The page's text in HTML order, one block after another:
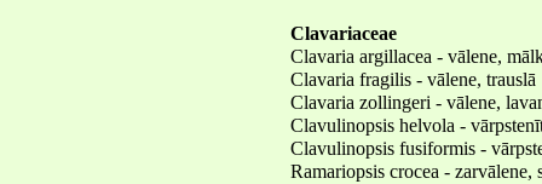
Clavariaceae
Clavaria argillacea - vālene,
Clavaria fragilis - vālene, trauslā
Clavaria zollingeri - vālene,
Clavulinopsis helvola -
Clavulinopsis fusiformis -
Ramariopsis crocea - zarvālene,